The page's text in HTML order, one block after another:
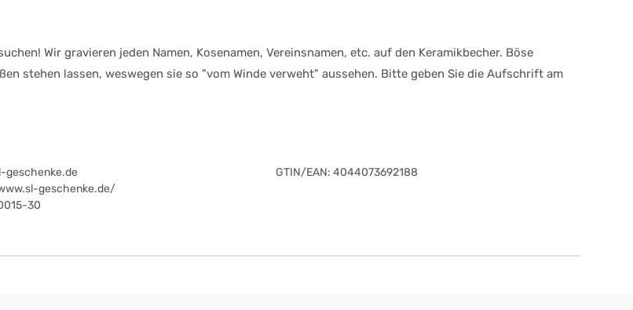
Wir gravieren jeden Namen, Kosenamen, Vereinsnamen, etc. auf den Keramikbecher. Böse
stehen lassen, weswegen sie so "vom Winde verweht" aussehen. Bitte geben Sie die Aufschrift am
geschenke.de
geschenke.de/
30
GTIN/EAN: 4044073692188